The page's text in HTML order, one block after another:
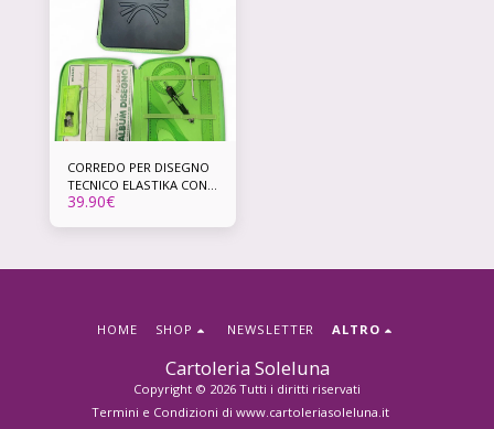
CORREDO PER DISEGNO
TECNICO ELASTIKA CON
SCATOLA REGALO
39.90€
Cartoleria Soleluna
Copyright © 2026 Tutti i diritti riservati
Termini e Condizioni di www.cartoleriasoleluna.it
HOME SHOP NEWSLETTER ALTRO